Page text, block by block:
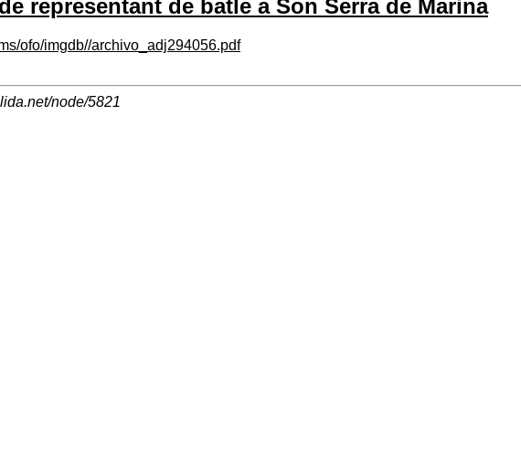
representant de batle a Son Serra de Marina
ofo/imgdb//archivo_adj294056.pdf
node/5821